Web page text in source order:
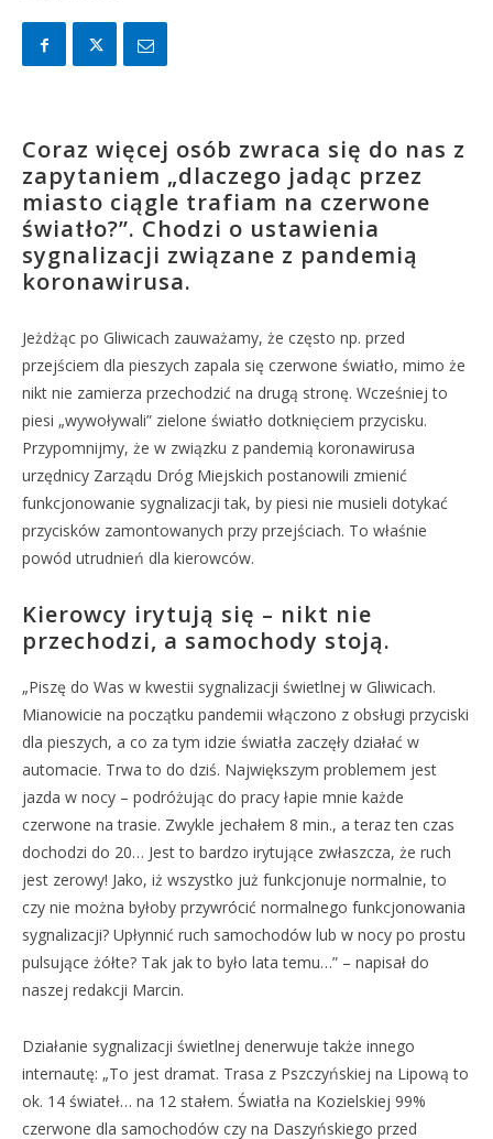
Coraz więcej osób zwraca się do nas z
zapytaniem „dlaczego jadąc przez
miasto ciągle trafiam na czerwone
światło?”. Chodzi o ustawienia
sygnalizacji związane z pandemią
koronawirusa.
Jeżdżąc po Gliwicach zauważamy, że często np. przed
przejściem dla pieszych zapala się czerwone światło, mimo że
nikt nie zamierza przechodzić na drugą stronę. Wcześniej to
piesi „wywoływali” zielone światło dotknięciem przycisku.
Przypomnijmy, że w związku z pandemią koronawirusa
urzędnicy Zarządu Dróg Miejskich postanowili zmienić
funkcjonowanie sygnalizacji tak, by piesi nie musieli dotykać
przycisków zamontowanych przy przejściach. To właśnie
powód utrudnień dla kierowców.
Kierowcy irytują się – nikt nie
przechodzi, a samochody stoją.
„Piszę do Was w kwestii sygnalizacji świetlnej w Gliwicach.
Mianowicie na początku pandemii włączono z obsługi przyciski
dla pieszych, a co za tym idzie światła zaczęły działać w
automacie. Trwa to do dziś. Największym problemem jest
jazda w nocy – podróżując do pracy łapie mnie każde
czerwone na trasie. Zwykle jechałem 8 min., a teraz ten czas
dochodzi do 20… Jest to bardzo irytujące zwłaszcza, że ruch
jest zerowy! Jako, iż wszystko już funkcjonuje normalnie, to
czy nie można byłoby przywrócić normalnego funkcjonowania
sygnalizacji? Upłynnić ruch samochodów lub w nocy po prostu
pulsujące żółte? Tak jak to było lata temu…” – napisał do
naszej redakcji Marcin.
Działanie sygnalizacji świetlnej denerwuje także innego
internautę: „To jest dramat. Trasa z Pszczyńskiej na Lipową to
ok. 14 świateł… na 12 stałem. Światła na Kozielskiej 99%
czerwone dla samochodów czy na Daszyńskiego przed